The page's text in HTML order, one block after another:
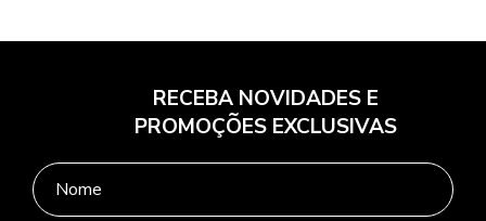
RECEBA NOVIDADES E
PROMOÇÕES EXCLUSIVAS